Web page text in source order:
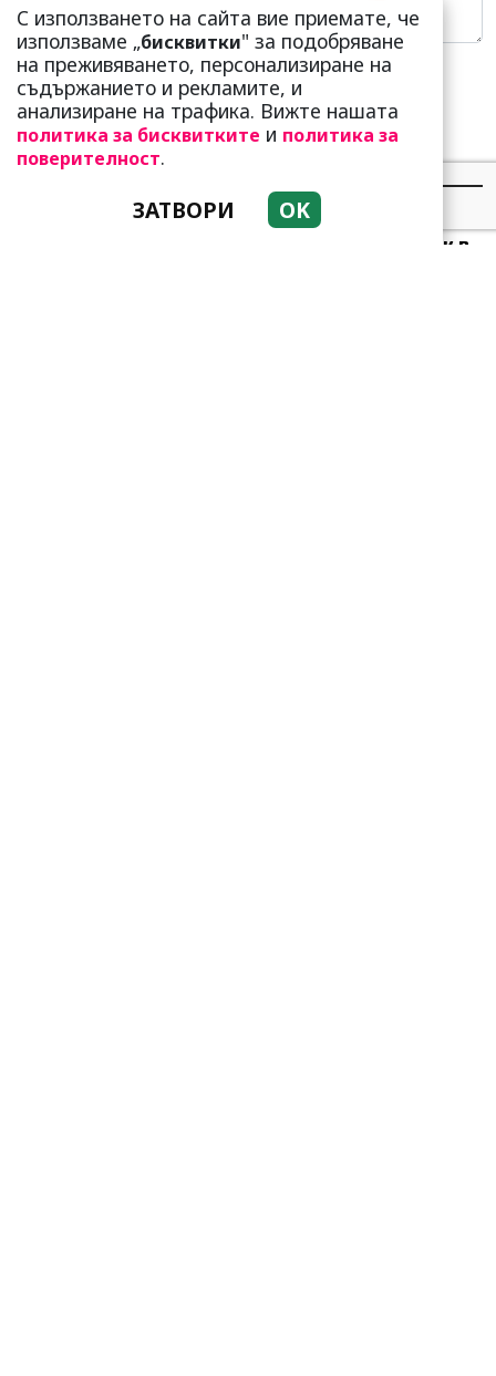
НАЙ-ЧЕТЕНИ НАЙ-КОМЕНТИРАНИ
Много скоро! Тези три
зодии ще получат „нож в
С използването на сайта вие приемате, че
използваме „бисквитки" за подобряване
на преживяването, персонализиране на
съдържанието и рекламите, и
анализиране на трафика. Вижте нашата
политика за бисквитките и политика за
поверителност.
ЗАТВОРИ OK